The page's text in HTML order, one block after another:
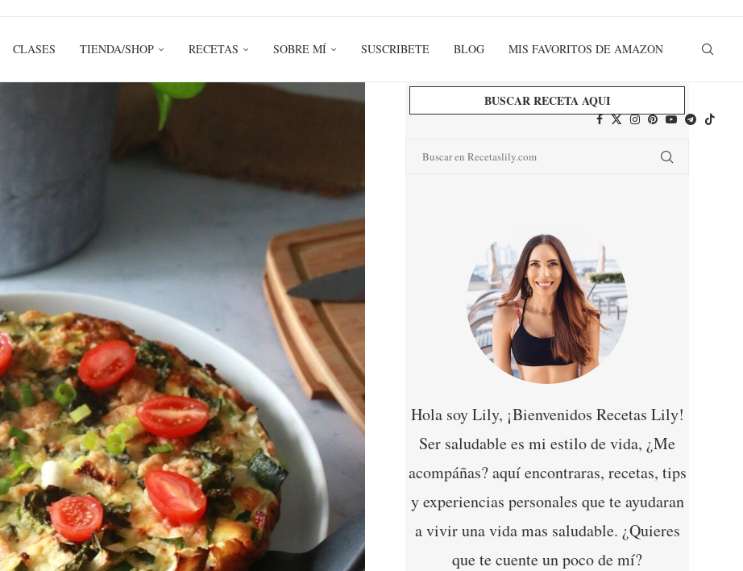
CLASES TIENDA/SHOP RECETAS SOBRE MÍ SUSCRIBETE BLOG MIS FAVORITOS DE AMAZON
BUSCAR RECETA AQUI
Hola soy Lily, ¡Bienvenidos Recetas Lily!
Ser saludable es mi estilo de vida, ¿Me
acompáñas? aquí encontraras, recetas, tips
y experiencias personales que te ayudaran
a vivir una vida mas saludable. ¿Quieres
que te cuente un poco de mí?